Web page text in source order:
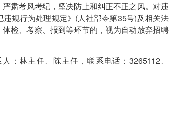
肃考风考纪，坚决防止和纠正不正之风。对违
规行为处理规定》(人社部令第35号)及相关法
检、考察、报到等环节的，视为自动放弃招聘
林主任、陈主任，联系电话：3265112、